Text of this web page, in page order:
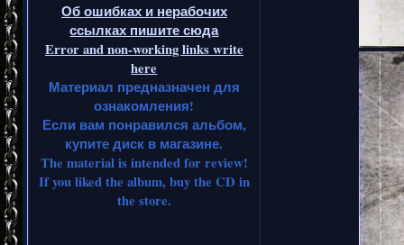
Об ошибках и нерабочих
ссылках пишите сюда
Error and non-working links write
here
Материал предназначен для
ознакомления!
Если вам понравился альбом,
купите диск в магазине.
The material is intended for review!
If you liked the album, buy the CD in
the store.